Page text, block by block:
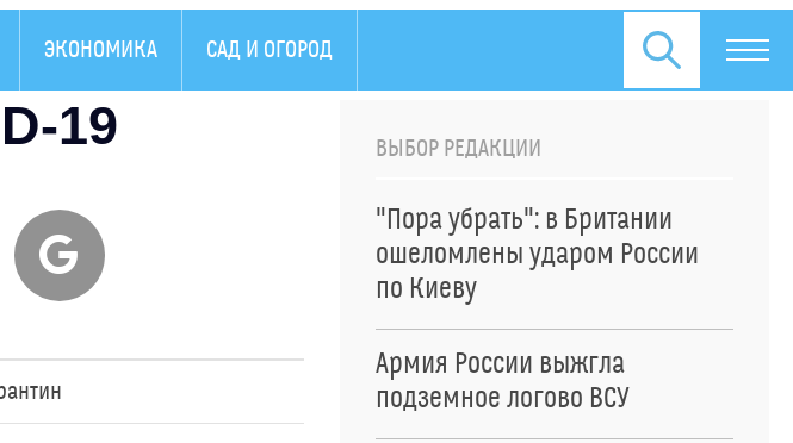
ЭКОНОМИКА САД И ОГОРОД ПРЕСС-РЕЛИЗЫ
19 ВЫБОР РЕДАКЦИИ
"Пора убрать": в Британии
ошеломлены ударом России
по Киеву
Армия России выжгла
подземное логово ВСУ